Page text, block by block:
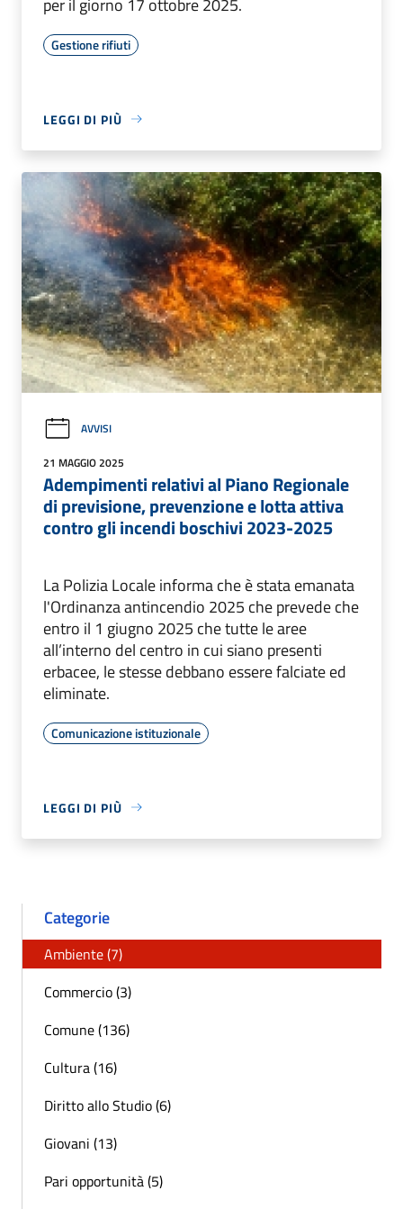
Gestione rifiuti
LEGGI DI PIÙ
AVVISI
21 MAGGIO 2025
Adempimenti relativi al Piano Regionale
di previsione, prevenzione e lotta attiva
contro gli incendi boschivi 2023-2025
La Polizia Locale informa che è stata emanata
l'Ordinanza antincendio 2025 che prevede che
entro il 1 giugno 2025 che tutte le aree
all’interno del centro in cui siano presenti
erbacee, le stesse debbano essere falciate ed
eliminate.
Comunicazione istituzionale
LEGGI DI PIÙ
Categorie
Ambiente (7)
Commercio (3)
Comune (136)
Cultura (16)
Diritto allo Studio (6)
Giovani (13)
Pari opportunità (5)